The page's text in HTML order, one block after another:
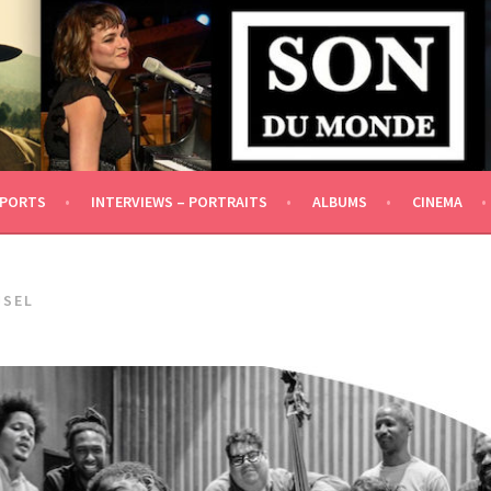
IDÉOLOGIQUE ET FINANCIÈRE]
INTERVIEWS – PORTRAITS ALBUMS CINEMA